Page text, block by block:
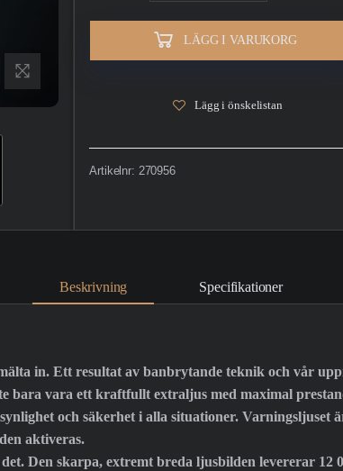
LÄGG I VARUKORG
Lägg i önskelistan
Artikelnr: 270956
Beskrivning Specifikationer
in. Ett resultat av banbrytande teknik och vår
bara vara ett kraftfullt extraljus med maximal
och säkerhet i alla situationer.
aktiveras.
Den skarpa, extremt breda ljusbilden levererar